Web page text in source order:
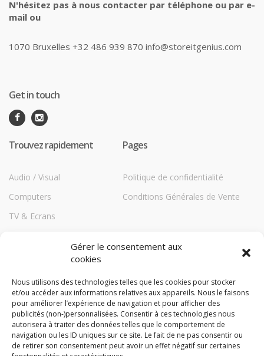
Gérer le consentement aux
cookies
Nous utilisons des technologies telles que les cookies pour stocker
et/ou accéder aux informations relatives aux appareils. Nous le faisons
pour améliorer l’expérience de navigation et pour afficher des
publicités (non-)personnalisées. Consentir à ces technologies nous
autorisera à traiter des données telles que le comportement de
navigation ou les ID uniques sur ce site. Le fait de ne pas consentir ou
de retirer son consentement peut avoir un effet négatif sur certaines
N'hésitez pas à nous contacter par téléphone ou par e-
mail ou
1070 Bruxelles +32 486 939 870 info@storeitgenius.com
Get in touch
Trouvez rapidement
Audio / Visual
Computers
TV & Ecrans
Storage
TechBlog
Compare
Pages
Politique de confidentialité
Conditions Générales de Vente